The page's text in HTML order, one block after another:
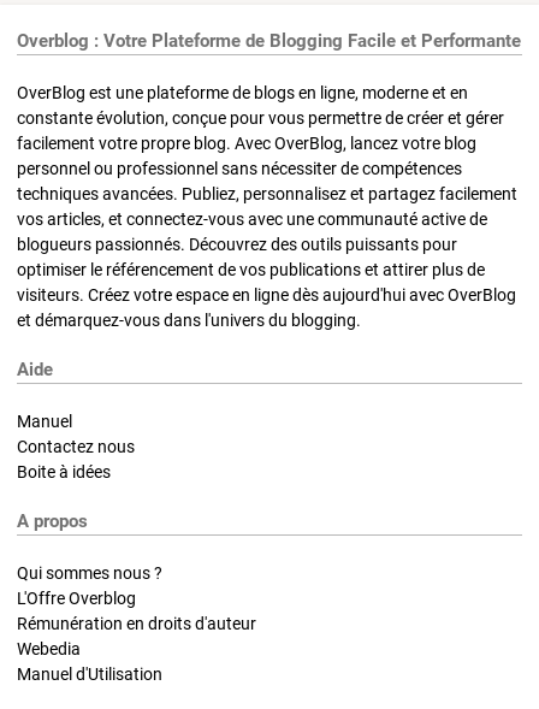
Overblog : Votre Plateforme de Blogging Facile et Performante
OverBlog est une plateforme de blogs en ligne, moderne et en
constante évolution, conçue pour vous permettre de créer et gérer
facilement votre propre blog. Avec OverBlog, lancez votre blog
personnel ou professionnel sans nécessiter de compétences
techniques avancées. Publiez, personnalisez et partagez facilement
vos articles, et connectez-vous avec une communauté active de
blogueurs passionnés. Découvrez des outils puissants pour
optimiser le référencement de vos publications et attirer plus de
visiteurs. Créez votre espace en ligne dès aujourd'hui avec OverBlog
et démarquez-vous dans l'univers du blogging.
Aide
Manuel
Contactez nous
Boite à idées
A propos
Qui sommes nous ?
L'Offre Overblog
Rémunération en droits d'auteur
Webedia
Manuel d'Utilisation